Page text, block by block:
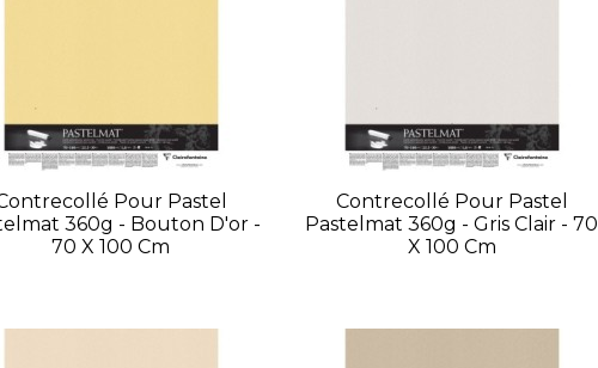
Pour Pastel
360g - Bouton D'or -
70 X 100 Cm
Contrecollé Pour Pastel
Pastelmat 360g - Gris Clair - 70
X 100 Cm